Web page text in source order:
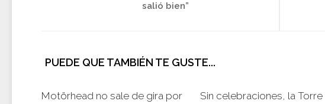
salió bien”
PUEDE QUE TAMBIÉN TE GUSTE...
Motörhead no sale de gira por
Sin celebraciones, la Torre